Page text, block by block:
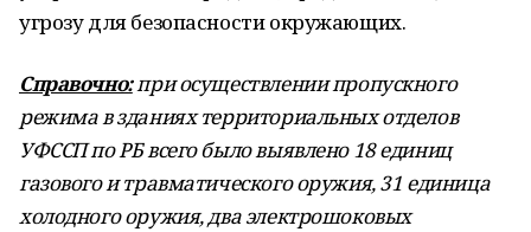
угрозу для безопасности окружающих.
Справочно:при осуществлении пропускного
режима в зданиях территориальных отделов
УФССП по РБ всего было выявлено 18 единиц
газового и травматического оружия, 31 единица
холодного оружия, два электрошоковых